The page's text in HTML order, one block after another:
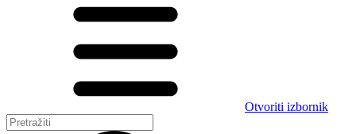
Otvoriti izbornik